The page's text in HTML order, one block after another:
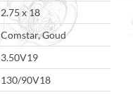
2.75 x 18
Comstar, Goud
3.50V19
130/90V18